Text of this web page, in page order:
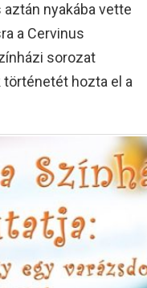
nyakába vette
a Cervinus
sorozat
hozta el a